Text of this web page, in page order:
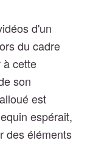
d'un
du cadre
à cette
son
est
espérait,
des éléments